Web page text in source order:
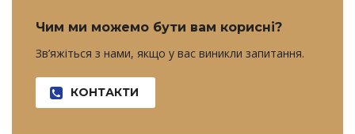
Чим ми можемо бути вам корисні?
Зв’яжіться з нами, якщо у вас виникли запитання.
КОНТАКТИ